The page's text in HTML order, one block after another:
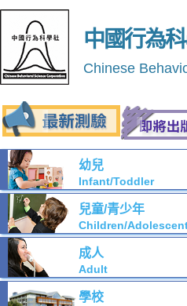
中國行為
Chinese
幼兒
Infant/Toddler
兒童/青少年
Children/
成人
Adult
學校